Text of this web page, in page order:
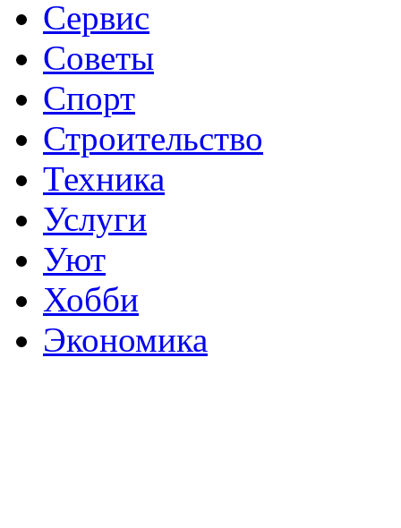
Сервис
Советы
Спорт
Строительство
Техника
Услуги
Уют
Хобби
Экономика